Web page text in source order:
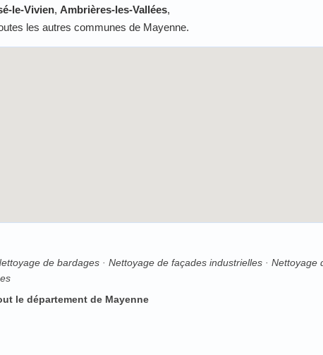
le-Vivien, Ambrières-les-Vallées,
les autres communes de Mayenne.
de bardages · Nettoyage de façades industrielles · Nettoyage
le département de Mayenne